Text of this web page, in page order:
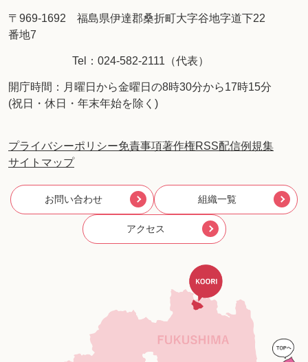
〒969-1692 福島県伊達郡桑折町大字谷地字道下22
番地7
Tel：024-582-2111（代表）
開庁時間：月曜日から金曜日の8時30分から17時15分
(祝日・休日・年末年始を除く)
プライバシーポリシー免責事項著作権RSS配信例規集
サイトマップ
お問い合わせ 組織一覧
アクセス